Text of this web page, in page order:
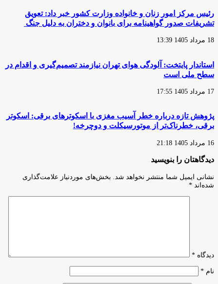
و
نقل
رئیس مرکز امور زنان و خانواده وزارت کشور خبر داد: تعویق
تشریفات صدور گواهینامه برای بانوان و دختران به دلیل جنگ
18 مرداد 1405 13:39
استاندار پایتخت: آلودگی هوای تهران نیازمند تصمیم‌گیری و اقدام در
سطح ملی است
17 مرداد 1405 17:55
پژوهش تازه درباره خطر آسیب مغزی با اسکوترهای برقی: اسکوتر
برقی، خطرناک‌تر از موتورسیکلت و دوچرخه!
16 مرداد 1405 21:18
دیدگاهتان را بنویسید
نشانی ایمیل شما منتشر نخواهد شد.
بخش‌های موردنیاز علامت‌گذاری
شده‌اند *
دیدگاه *
نام *